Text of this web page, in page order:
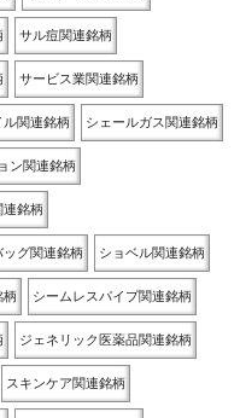
サル痘関連銘柄
サービス業関連銘柄
ル関連銘柄 シェールガス関連銘柄
ン関連銘柄
連銘柄
ッグ関連銘柄 ショベル関連銘柄
柄 シームレスパイプ関連銘柄
ジェネリック医薬品関連銘柄
スキンケア関連銘柄